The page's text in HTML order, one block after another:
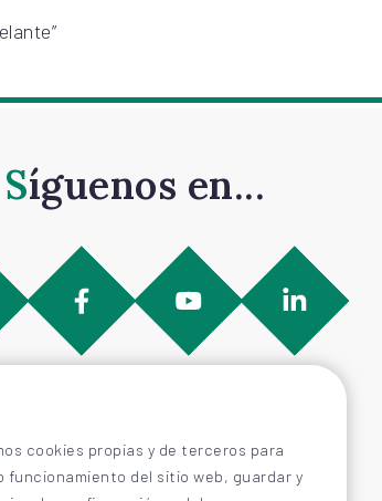
Síguenos en...
cookies propias y de terceros para
del sitio web, guardar y